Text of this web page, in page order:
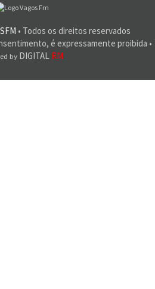
• Todos os direitos reservados
é expressamente proibida •
byDIGITAL RM